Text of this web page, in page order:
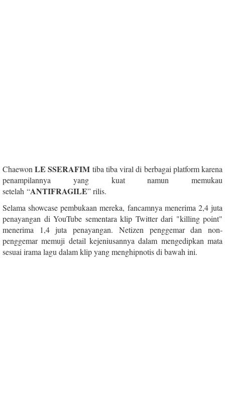
ChaewonLE SSERAFIM tiba tiba viral di berbagai platform karena
penampilannya yang kuat namun memukau
setelah “ANTIFRAGILE” rilis.
Selama showcase pembukaan mereka, fancamnya menerima 2,4 juta
penayangan di YouTube sementara klip Twitter dari "killing point"
menerima 1,4 juta penayangan. Netizen penggemar dan non-
penggemar memuji detail kejeniusannya dalam mengedipkan mata
sesuai irama lagu dalam klip yang menghipnotis di bawah ini.